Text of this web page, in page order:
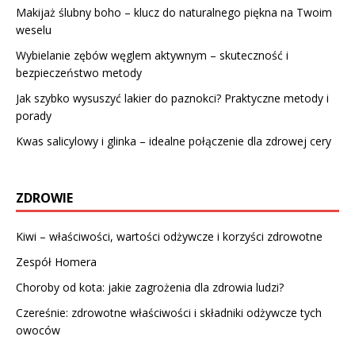
Makijaż ślubny boho – klucz do naturalnego piękna na Twoim
weselu
Wybielanie zębów węglem aktywnym – skuteczność i
bezpieczeństwo metody
Jak szybko wysuszyć lakier do paznokci? Praktyczne metody i
porady
Kwas salicylowy i glinka – idealne połączenie dla zdrowej cery
ZDROWIE
Kiwi – właściwości, wartości odżywcze i korzyści zdrowotne
Zespół Homera
Choroby od kota: jakie zagrożenia dla zdrowia ludzi?
Czereśnie: zdrowotne właściwości i składniki odżywcze tych
owoców